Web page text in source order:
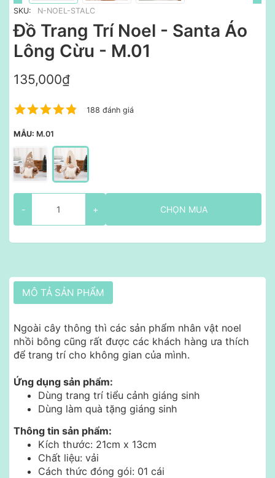
SKU: N-NOEL-STALC
Đồ Trang Trí Noel - Santa Áo
Lông Cừu - M.01
135,000₫
188 đánh giá
MẪU: M.01
- + CHỌN MUA
MÔ TẢ SẢN PHẨM
Ngoài cây thông thì các sản phẩm nhân vật noel
nhồi bông cũng rất được các khách hàng ưa thích
để trang trí cho không gian của mình.
Ứng dụng sản phẩm:
Dùng trang trí tiểu cảnh giáng sinh
Dùng làm quà tặng giáng sinh
Thông tin sản phẩm:
Kích thước: 21cm x 13cm
Chất liệu: vải
Cách thức đóng gói: 01 cái